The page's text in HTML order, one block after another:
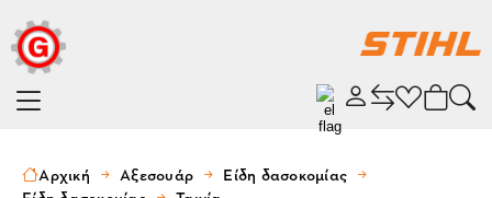
Αρχική Αξεσουάρ
Είδη δασοκομίας